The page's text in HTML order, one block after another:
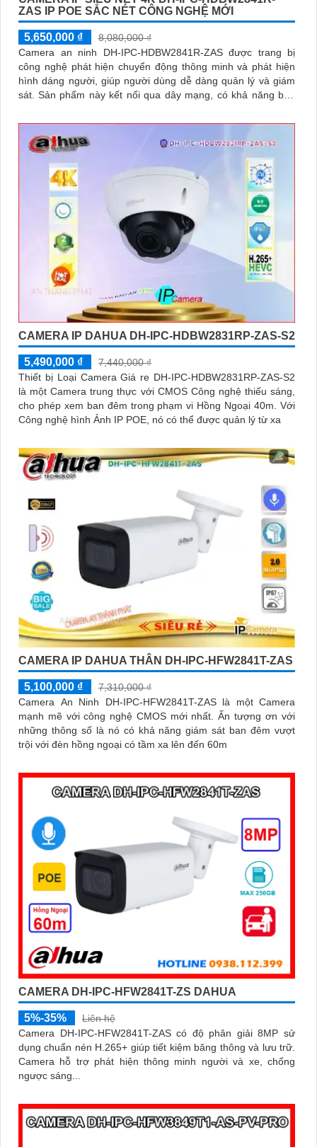
ZAS IP POE SẮC NÉT CÔNG NGHỆ MỚI
5,650,000 ₫
8,080,000 ₫
Camera an ninh DH-IPC-HDBW2841R-ZAS được trang bị
công nghệ phát hiện chuyển động thông minh và phát hiện
hình dáng người, giúp người dùng dễ dàng quản lý và giám
sát. Sản phẩm này kết nối qua dây mạng, có khả năng báo
CAMERA IP DAHUA DH-IPC-HDBW2831RP-ZAS-S2
5,490,000 ₫
7,440,000 ₫
Thiết bị Loại Camera Giá re DH-IPC-HDBW2831RP-ZAS-S2
là một Camera trung thực với CMOS Công nghệ thiếu sáng,
cho phép xem ban đêm trong phạm vi Hồng Ngoại 40m. Với
Công nghệ hình Ảnh IP POE, nó có thể được quản lý từ xa
CAMERA IP DAHUA THÂN DH-IPC-HFW2841T-ZAS
5,100,000 ₫
7,310,000 ₫
Camera An Ninh DH-IPC-HFW2841T-ZAS là một Camera
mạnh mẽ với công nghệ CMOS mới nhất. Ấn tượng ơn với
những thông số là nó có khả năng giám sát ban đêm vượt
trội với đèn hồng ngoại có tầm xa lên đến 60m
CAMERA DH-IPC-HFW2841T-ZS DAHUA
5%-35%
Liên hệ
Camera DH-IPC-HFW2841T-ZAS có độ phân giải 8MP sử
dụng chuẩn nén H.265+ giúp tiết kiệm băng thông và lưu trữ.
Camera hỗ trợ phát hiện thông minh người và xe, chống
ngược sáng...